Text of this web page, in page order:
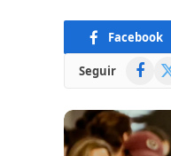
Facebook
Seguir